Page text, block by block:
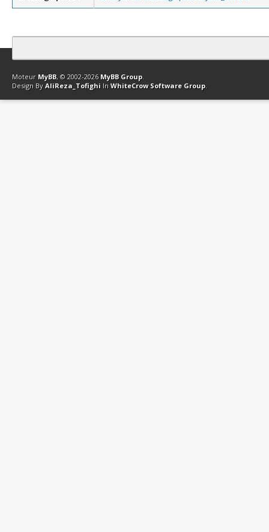
Contact Club Affiliation Retourner en haut Version bas-débit
Moteur MyBB, © 2002-2026 MyBB Group.
Design By AliReza_Tofighi In WhiteCrow Software Group.